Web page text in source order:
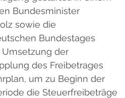
Bundesminister
sowie die
Bundestages
der
des Freibetrages
um zu Beginn der
die Steuerfreibeträge